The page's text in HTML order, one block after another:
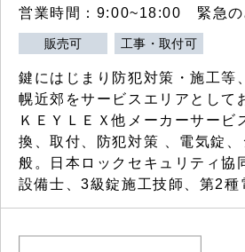
営業時間：9:00~18:00 緊急の
販売可 工事・取付可
鍵にはじまり防犯対策・施工等
幌近郊をサービスエリアとして
ＫＥＹＬＥＸ他メーカーサービ
換、取付、防犯対策 、電気錠
般。日本ロックセキュリティ協
設備士、3級錠施工技師、第2種